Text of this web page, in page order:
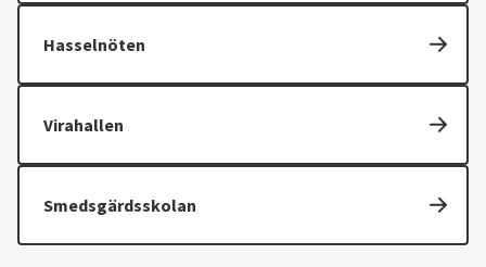
Hasselnöten
Virahallen
Smedsgärdsskolan